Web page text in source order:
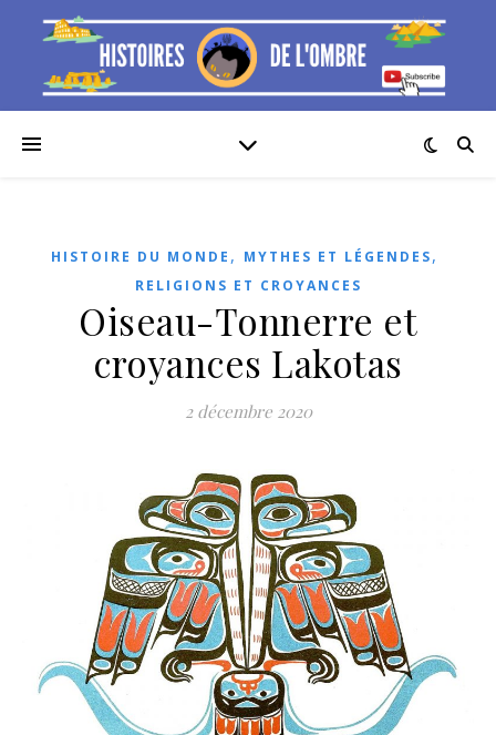
HISTOIRE DU MONDE , MYTHES ET LÉGENDES,
RELIGIONS ET CROYANCES
Oiseau-Tonnerre et
croyances Lakotas
2 décembre 2020